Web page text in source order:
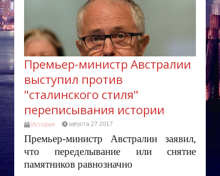
Премьер-министр Австралии
выступил против
"сталинского стиля"
переписывания истории
История августа 27 2017
Премьер-министр Австралии заявил,
что переделывание или снятие
памятников равнозначно